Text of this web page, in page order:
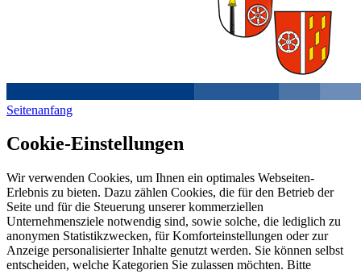
Seitenanfang
Cookie-Einstellungen
Wir verwenden Cookies, um Ihnen ein optimales Webseiten-
Erlebnis zu bieten. Dazu zählen Cookies, die für den Betrieb der
Seite und für die Steuerung unserer kommerziellen
Unternehmensziele notwendig sind, sowie solche, die lediglich zu
anonymen Statistikzwecken, für Komforteinstellungen oder zur
Anzeige personalisierter Inhalte genutzt werden. Sie können selbst
entscheiden, welche Kategorien Sie zulassen möchten. Bitte